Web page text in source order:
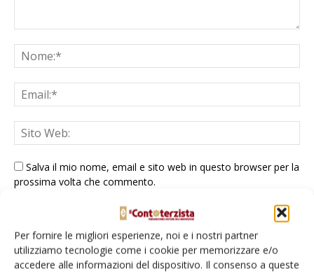
Per fornire le migliori esperienze, noi e i nostri partner
utilizziamo tecnologie come i cookie per memorizzare e/o
accedere alle informazioni del dispositivo. Il consenso a queste
Salva il mio nome, email e sito web in questo browser per la
prossima volta che commento.